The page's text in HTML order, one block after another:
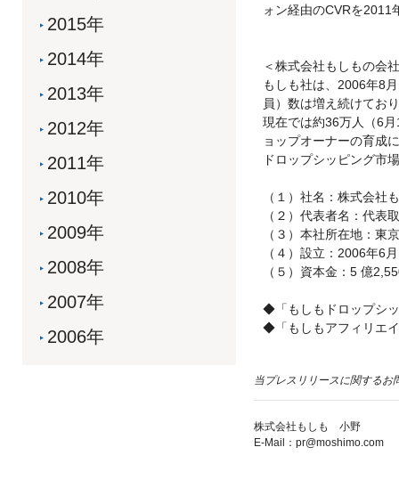
ォン経由のCVRを2011
＜株式会社もしもの会
もしも社は、2006年8
員）数は増え続けてお
現在では約36万人（6
ョップオーナーの育成
ドロップシッピング市
（１）社名：株式会社
（２）代表者名：代表
（３）本社所在地：東
（４）設立：2006年6月
（５）資本金：5 億
◆「もしもドロップシ
◆「もしもアフィリ
当プレスリリースに関するお
株式会社もしも 小野
E-Mail：pr@moshimo.com
2015年
2014年
2013年
2012年
2011年
2010年
2009年
2008年
2007年
2006年